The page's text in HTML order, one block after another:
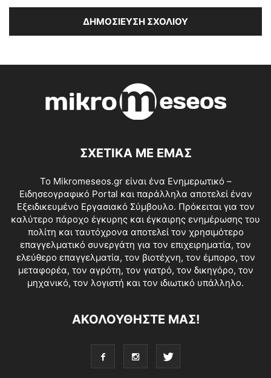
ΣΧΕΤΙΚΑ ΜΕ ΕΜΑΣ
Το Mikromeseos.gr είναι ένα Ενημερωτικό –
Ειδησεογραφικό Portal και παράλληλα αποτελεί έναν
Εξειδικευμένο Εργασιακό Σύμβουλο. Πρόκειται για τον
καλύτερο πάροχο έγκυρης και έγκαιρης ενημέρωσης του
πολίτη και ταυτόχρονα αποτελεί τον χρησιμότερο
επαγγελματικό συνεργάτη για τον επιχειρηματία, τον
ελεύθερο επαγγελματία, τον βιοτέχνη, τον έμπορο, τον
μεταφορέα, τον αγρότη, τον γιατρό, τον δικηγόρο, τον
μηχανικό, τον λογιστή και τον ιδιωτικό υπάλληλο.
ΑΚΟΛΟΥΘΗΣΤΕ ΜΑΣ!